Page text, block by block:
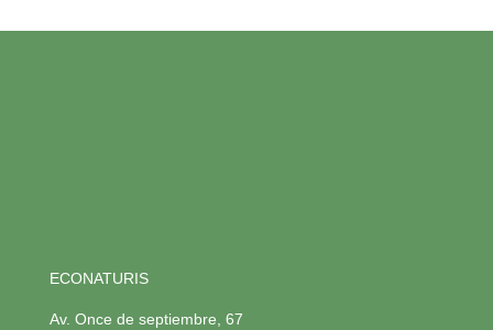
ECONATURIS
Av. Once de septiembre, 67